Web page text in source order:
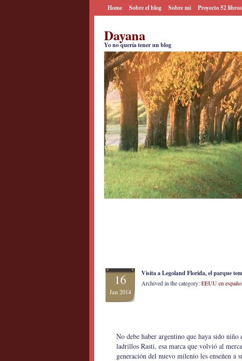
Home Sobre el blog Sobre mi Proyecto 52
Dayana
Yo no quería tener un blog
16
Jan 2014
Visita a Legoland Florida, el parque
Archived in the category:EEUU en
No debe haber argentino que haya sido
ladrillos Rasti, esa marca que volvió al
generación del nuevo milenio les enseñen a